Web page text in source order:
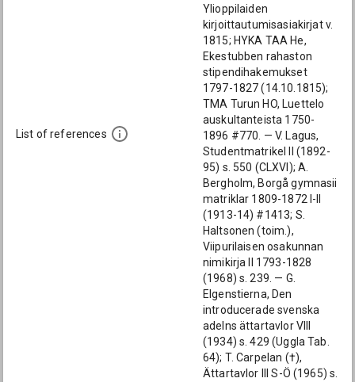
List of references
Ylioppilaiden
kirjoittautumisasiakirjat v.
1815; HYKA TAA He,
Ekestubben rahaston
stipendihakemukset
1797-1827 (14.10.1815);
TMA Turun HO, Luettelo
auskultanteista 1750-
1896 #770. — V. Lagus,
Studentmatrikel II (1892-
95) s. 550 (CLXVI); A.
Bergholm, Borgå gymnasii
matriklar 1809-1872 I-II
(1913-14) #1413; S.
Haltsonen (toim.),
Viipurilaisen osakunnan
nimikirja II 1793-1828
(1968) s. 239. — G.
Elgenstierna, Den
introducerade svenska
adelns ättartavlor VIII
(1934) s. 429 (Uggla Tab.
64); T. Carpelan (†),
Ättartavlor III S-Ö (1965) s.